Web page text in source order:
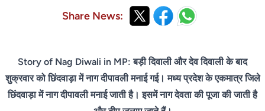
Share News:
Story of Nag Diwali in MP: बड़ी दिवाली और देव दिवाली के बाद
शुक्रवार को छिंदवाड़ा में नाग दीपावली मनाई गई। मध्य प्रदेश के एकमात्र जिले
छिंदवाड़ा में नाग दीपावली मनाई जाती है। इसमें नाग देवता की पूजा की जाती है